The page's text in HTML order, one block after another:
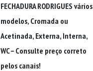
FECHADURA RODRIGUES vários
modelos, Cromada ou
Acetinada, Externa, Interna,
WC – Consulte preço correto
pelos canais!